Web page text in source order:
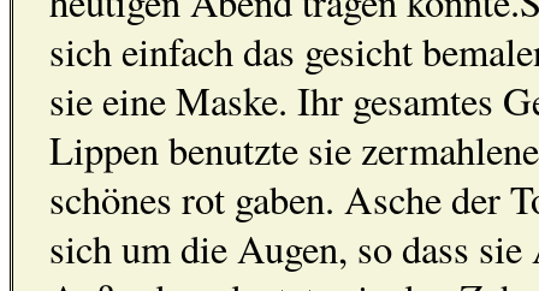
sich einfach das gesicht
sie eine Maske. Ihr gesamtes
Lippen benutzte sie
schönes rot gaben. Asche der
sich um die Augen, so dass